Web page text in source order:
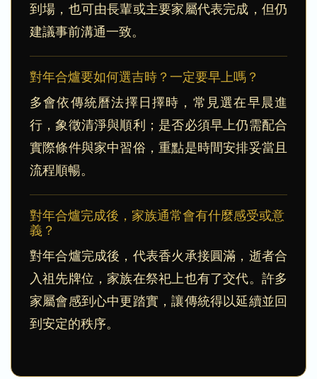
到場，也可由長輩或主要家屬代表完成，但仍
建議事前溝通一致。
對年合爐要如何選吉時？一定要早上嗎？
多會依傳統曆法擇日擇時，常見選在早晨進
行，象徵清淨與順利；是否必須早上仍需配合
實際條件與家中習俗，重點是時間安排妥當且
流程順暢。
對年合爐完成後，家族通常會有什麼感受或意
義？
對年合爐完成後，代表香火承接圓滿，逝者合
入祖先牌位，家族在祭祀上也有了交代。許多
家屬會感到心中更踏實，讓傳統得以延續並回
到安定的秩序。